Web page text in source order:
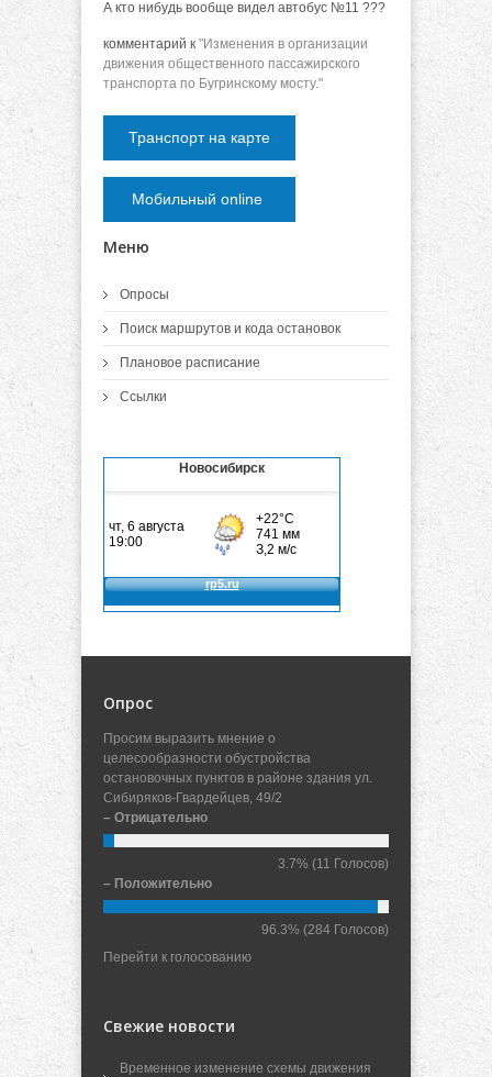
А кто нибудь вообще видел автобус №11 ???
комментарий к "Изменения в организации
движения общественного пассажирского
транспорта по Бугринскому мосту."
Транспорт на карте
Мобильный online
Меню
Опросы
Поиск маршрутов и кода остановок
Плановое расписание
Ссылки
Новосибирск
Опрос
Просим выразить мнение о
целесообразности обустройства
остановочных пунктов в районе здания ул.
Сибиряков-Гвардейцев, 49/2
– Отрицательно
3.7% (11 Голосов)
– Положительно
96.3% (284 Голосов)
Перейти к голосованию
Свежие новости
Временное изменение схемы движения